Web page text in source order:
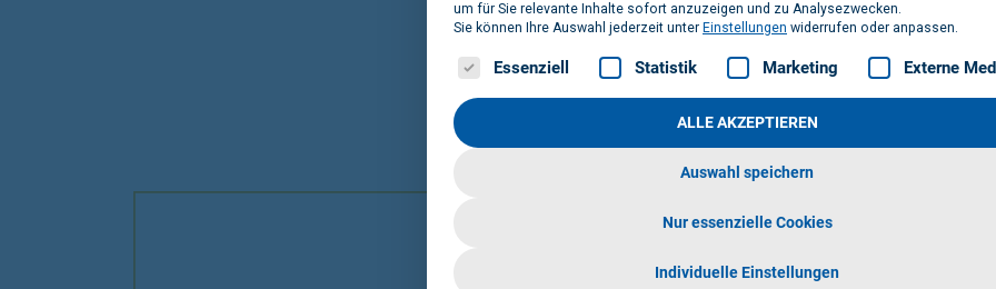
KOSTENFREIE
NUTZEN
Sie sind
Greifen Sie auf eine
um für Sie relevante Inhalte sofort anzuzeigen und zu Analysezwecken.
Sie können Ihre Auswahl jederzeit unter Einstellungen widerrufen oder anpassen.
Es folgt eine Liste der Service-Gruppen, für die eine Einwilligung erteilt
Essenziell Statistik Marketing Externe
ALLE AKZEPTIEREN
Auswahl speichern
Nur essenzielle Cookies
Individuelle Einstellungen